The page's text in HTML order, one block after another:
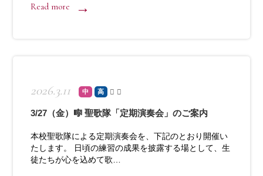
Read more
2026.3.11 中 高
3/27（金）🎼 聖歌隊「定期演奏会」のご案内
本校聖歌隊による定期演奏会を、下記のとおり開催い
たします。 日頃の練習の成果を披露する場として、生
徒たちが心を込めて歌…